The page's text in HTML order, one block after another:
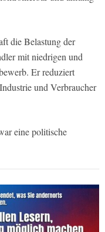
die Belastung der
mit niedrigen und
Er reduziert
und Verbraucher
eine politische